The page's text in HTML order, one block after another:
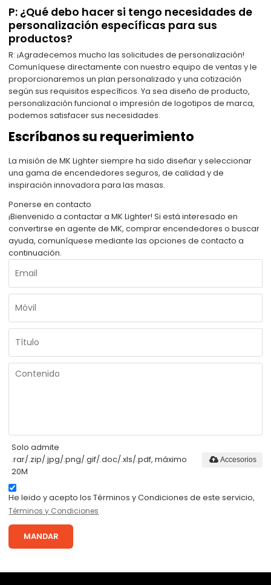
P: ¿Qué debo hacer si tengo necesidades de
personalización específicas para sus
productos?
R: ¡Agradecemos mucho las solicitudes de personalización!
Comuníquese directamente con nuestro equipo de ventas y le
proporcionaremos un plan personalizado y una cotización
según sus requisitos específicos. Ya sea diseño de producto,
personalización funcional o impresión de logotipos de marca,
podemos satisfacer sus necesidades.
Escríbanos su requerimiento
La misión de MK Lighter siempre ha sido diseñar y seleccionar
una gama de encendedores seguros, de calidad y de
inspiración innovadora para las masas.
Ponerse en contacto
¡Bienvenido a contactar a MK Lighter! Si está interesado en
convertirse en agente de MK, comprar encendedores o buscar
ayuda, comuníquese mediante las opciones de contacto a
continuación.
Solo admite
.rar/.zip/.jpg/.png/.gif/.doc/.xls/.pdf, máximo
20M
Accesorios
He leido y acepto los Términos y Condiciones de este servicio,
Términos y Condiciones
MANDAR